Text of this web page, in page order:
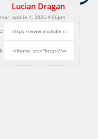
Lucian Dragan
mar, aprilie 1, 2025 4:50pm